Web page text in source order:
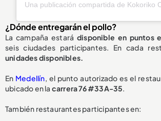
¿Dónde entregarán el pollo?
La campaña estará disponible en puntos
seis ciudades participantes. En cada
unidades disponibles.
En Medellín, el punto autorizado es el
ubicado en la carrera 76 #33A-35.
También restaurantes participantes en: